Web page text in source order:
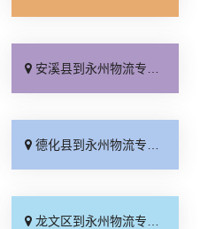
安溪县到永州物流专线_需要几天「要几天到」
德化县到永州物流专线_价位合理「高效运输」
龙文区到永州物流专线_定点发车「收费介绍」